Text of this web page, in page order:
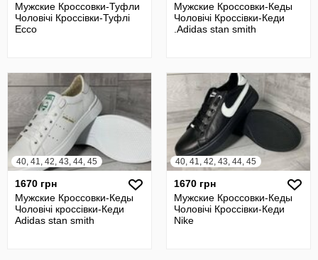
Мужские Кроссовки-Туфли
Чоловічі Кроссівки-Туфлі
Ecco
Мужские Кроссовки-Кеды
Чоловічі Кроссівки-Кеди
.Adidas stan smith
40, 41, 42, 43, 44, 45
1670 грн
Мужские Кроссовки-Кеды
Чоловічі кроссівки-Кеди
Adidas stan smith
40, 41, 42, 43, 44, 45
1670 грн
Мужские Кроссовки-Кеды
Чоловічі Кроссівки-Кеди
Nike